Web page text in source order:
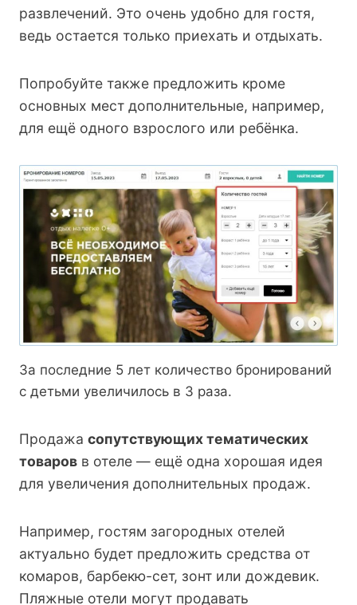
развлечений. Это очень удобно для гостя,
ведь остается только приехать и отдыхать.
Попробуйте также предложить кроме
основных мест дополнительные, например,
для ещё одного взрослого или ребёнка.
За последние 5 лет количество бронирований
с детьми увеличилось в 3 раза.
Продажа сопутствующих тематических
товаров в отеле — ещё одна хорошая идея
для увеличения дополнительных продаж.
Например, гостям загородных отелей
актуально будет предложить средства от
комаров, барбекю-сет, зонт или дождевик.
Пляжные отели могут продавать